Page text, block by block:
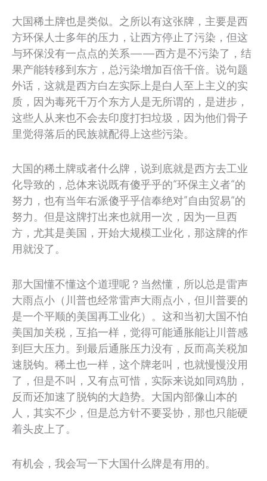
大国稀土牌也是类似。之所以有这张牌，主要是西
方环保人士多年的压力，让西方停止了污染，但这
与环保没有一点点的关系——西方是不污染了，结
果产能转移到东方，总污染增加百倍千倍。说句题
外话，这就是西方白左实际上是白人至上主义的实
质，因为毒死千万个东方人是无所谓的，是进步，
这些人从来也不会去印度打扫垃圾，因为他们骨子
里觉得落后的民族就配得上这些污染。
大国的稀土牌或者什么牌，说到底就是西方去工业
化导致的，总体来说既有傻乎乎的“环保主义者“的
努力，也有当年右派傻乎乎信奉绝对”自由贸易“的
努力。但是这牌打出来也就用一次，因为一旦西
方，尤其是美国，开始大规模工业化，那这牌的作
用就没了。
那大国懂不懂这个道理呢？当然懂，所以总是雷声
大雨点小（川普也经常雷声大雨点小，但川普要的
是一个平顺的美国再工业化）。这和当初大国不怕
美国加关税，互掐一样，觉得可能通胀能让川普感
到巨大压力。到最后通胀压力没有，反而高关税加
速脱钩。稀土也一样，这个牌老叫，也就慢慢没用
了，但是不叫，又有点可惜，实际来说如同鸡肋，
反而还加速了脱钩的大趋势。大国内部像山本的
人，其实不少，但是总方针不要妥协，那也只能硬
着头皮上了。
有机会，我会写一下大国什么牌是有用的。